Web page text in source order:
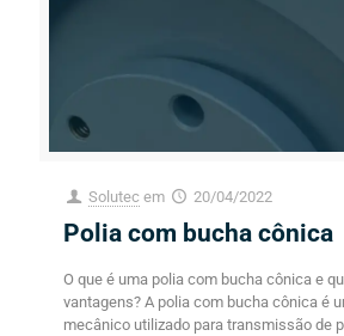
Solutec em 20/04/2022
Polia com bucha cônica
O que é uma polia com bucha cônica e
vantagens? A polia com bucha cônica é
mecânico utilizado para transmissão de